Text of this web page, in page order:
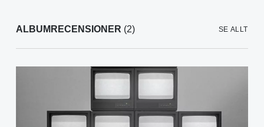
ALBUMRECENSIONER (2) SE ALLT